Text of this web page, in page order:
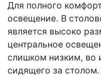
Для полного
освещение. В
является высоко
центральное
слишком низким, во
сидящего за